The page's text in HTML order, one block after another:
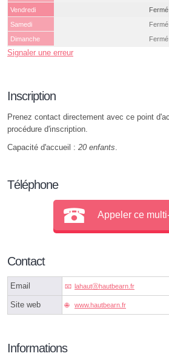
Vendredi
Fermé
Samedi
Fermé
Dimanche
Fermé
Signaler une erreur
Inscription
Prenez contact directement avec ce point
procédure d'inscription.
Capacité d'accueil : 20 enfants
Téléphone
Appeler ce
Contact
Email lahautⓐhautbearn.fr
Site web www.hautbearn.fr
Informations